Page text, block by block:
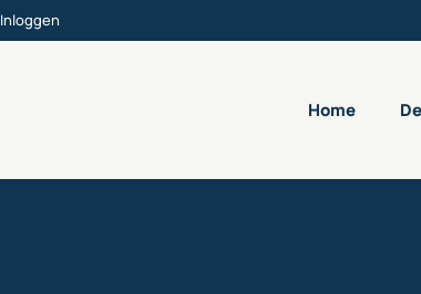
Inloggen
Home